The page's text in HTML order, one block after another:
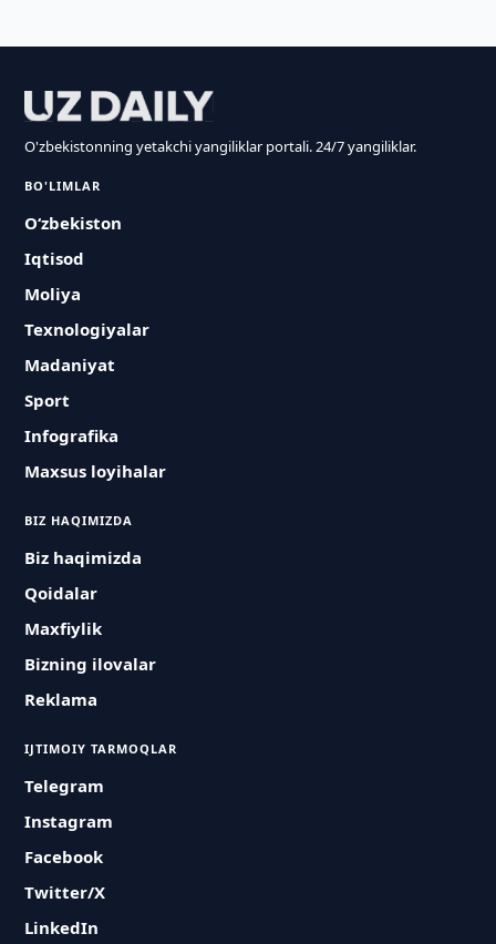
O'zbekistonning yetakchi yangiliklar portali. 24/7 yangiliklar.
BO'LIMLAR
O‘zbekiston
Iqtisod
Moliya
Texnologiyalar
Madaniyat
Sport
Infografika
Maxsus loyihalar
BIZ HAQIMIZDA
Biz haqimizda
Qoidalar
Maxfiylik
Bizning ilovalar
Reklama
IJTIMOIY TARMOQLAR
Telegram
Instagram
Facebook
Twitter/X
LinkedIn